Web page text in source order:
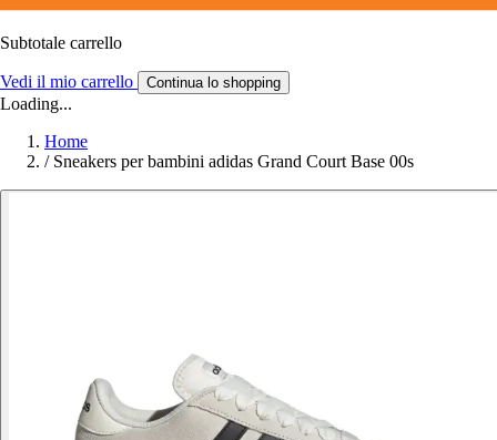
Subtotale carrello
Vedi il mio carrello Continua lo shopping
Loading...
Home
/ Sneakers per bambini adidas Grand Court Base 00s